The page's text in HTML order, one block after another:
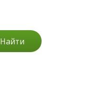
Найти